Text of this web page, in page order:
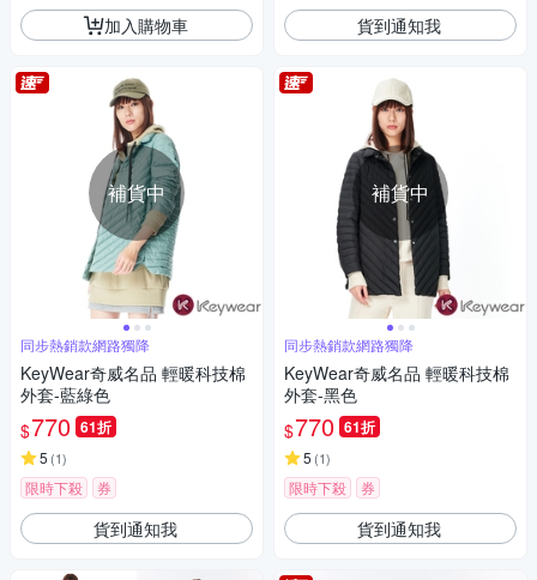
加入購物車
補貨中
同步熱銷款網路獨降
KeyWear奇威名品 輕暖科技棉
外套-藍綠色
$770 61折
5 (1)
限時下殺 券
貨到通知我
貨到通知我
補貨中
同步熱銷款網路獨降
KeyWear奇威名品 輕暖科技棉
外套-黑色
$770 61折
5 (1)
限時下殺 券
貨到通知我